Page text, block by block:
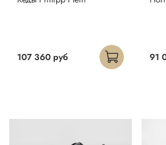
107 360 руб 91